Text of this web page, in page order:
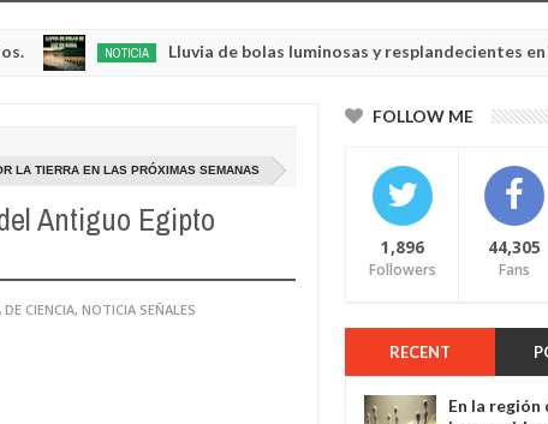
NOTICIA Lluvia de bolas luminosas y resplandecientes en Rusia
LA TIERRA EN LAS PRÓXIMAS SEMANAS
Antiguo Egipto
CIENCIA, NOTICIA SEÑALES
FOLLOW ME
1,896
Followers
44,305
Fans
RECENT
En la región